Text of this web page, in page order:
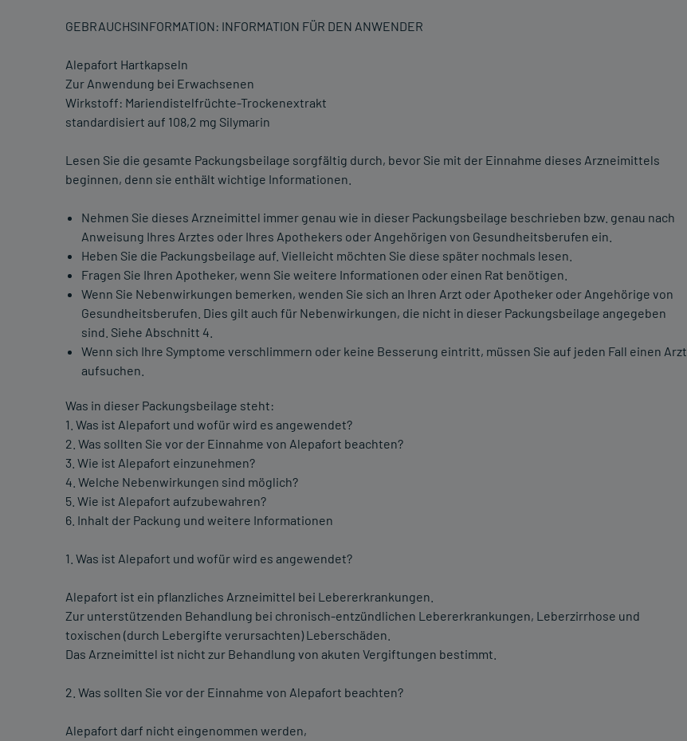
GEBRAUCHSINFORMATION: INFORMATION FÜR DEN ANWENDER
Alepafort Hartkapseln
Zur Anwendung bei Erwachsenen
Wirkstoff: Mariendistelfrüchte-Trockenextrakt
standardisiert auf 108,2 mg Silymarin
Lesen Sie die gesamte Packungsbeilage sorgfältig durch, bevor Sie mit der Einnahme dieses Arzneimittels
beginnen, denn sie enthält wichtige Informationen.
Nehmen Sie dieses Arzneimittel immer genau wie in dieser Packungsbeilage beschrieben bzw. genau nach
Anweisung Ihres Arztes oder Ihres Apothekers oder Angehörigen von Gesundheitsberufen ein.
Heben Sie die Packungsbeilage auf. Vielleicht möchten Sie diese später nochmals lesen.
Fragen Sie Ihren Apotheker, wenn Sie weitere Informationen oder einen Rat benötigen.
Wenn Sie Nebenwirkungen bemerken, wenden Sie sich an Ihren Arzt oder Apotheker oder Angehörige von
Gesundheitsberufen. Dies gilt auch für Nebenwirkungen, die nicht in dieser Packungsbeilage angegeben
sind. Siehe Abschnitt 4.
Wenn sich Ihre Symptome verschlimmern oder keine Besserung eintritt, müssen Sie auf jeden Fall einen Arzt
aufsuchen.
Was in dieser Packungsbeilage steht:
1. Was ist Alepafort und wofür wird es angewendet?
2. Was sollten Sie vor der Einnahme von Alepafort beachten?
3. Wie ist Alepafort einzunehmen?
4. Welche Nebenwirkungen sind möglich?
5. Wie ist Alepafort aufzubewahren?
6. Inhalt der Packung und weitere Informationen
1. Was ist Alepafort und wofür wird es angewendet?
Alepafort ist ein pflanzliches Arzneimittel bei Lebererkrankungen.
Zur unterstützenden Behandlung bei chronisch-entzündlichen Lebererkrankungen, Leberzirrhose und
toxischen (durch Lebergifte verursachten) Leberschäden.
Das Arzneimittel ist nicht zur Behandlung von akuten Vergiftungen bestimmt.
2. Was sollten Sie vor der Einnahme von Alepafort beachten?
Alepafort darf nicht eingenommen werden,